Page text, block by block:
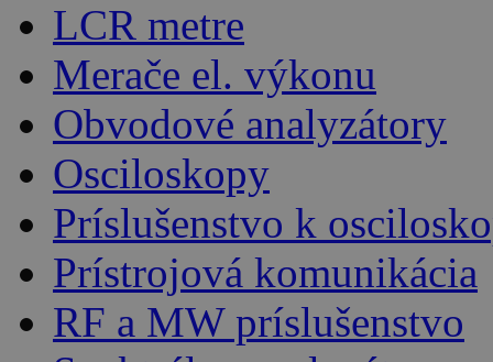
LCR metre
Merače el. výkonu
Obvodové analyzátory
Osciloskopy
Príslušenstvo k
Prístrojová komunikácia
RF a MW príslušenstvo